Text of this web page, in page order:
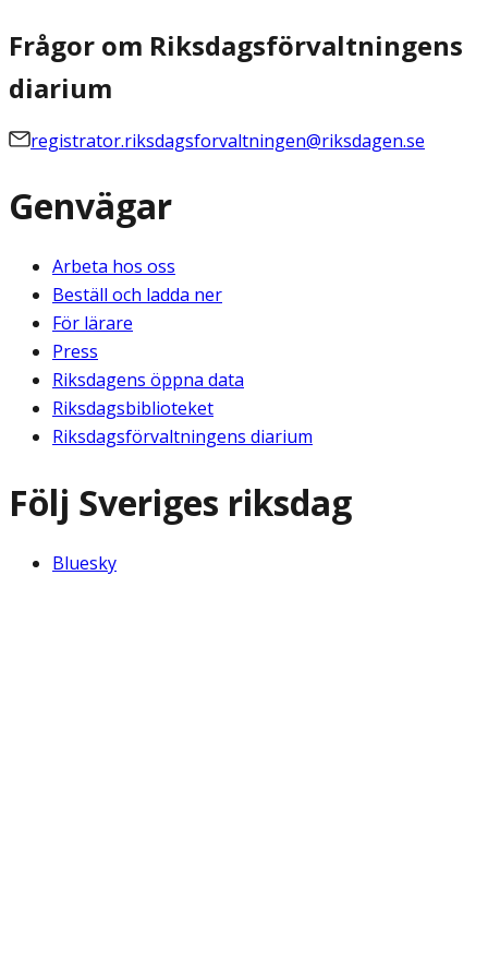
Frågor om Riksdagsförvaltningens
diarium
registrator.riksdagsforvaltningen@riksdagen.se
Genvägar
Arbeta hos oss
Beställ och ladda ner
För lärare
Press
Riksdagens öppna data
Riksdagsbiblioteket
Riksdagsförvaltningens diarium
Följ Sveriges riksdag
Bluesky